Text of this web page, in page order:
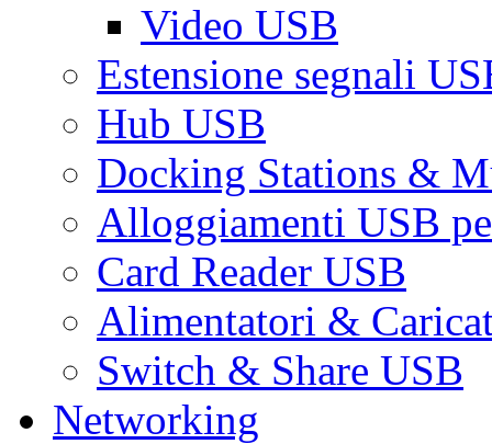
Video USB
Estensione segnali
Hub USB
Docking Stations &
Alloggiamenti USB
Card Reader USB
Alimentatori &
Switch & Share USB
Networking